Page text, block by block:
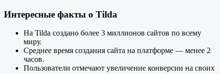
Интересные факты о Tilda
На Tilda создано более 3 миллионов сайтов по всему
миру.
Среднее время создания сайта на платформе — менее 2
часов.
Пользователи отмечают увеличение конверсии на своих